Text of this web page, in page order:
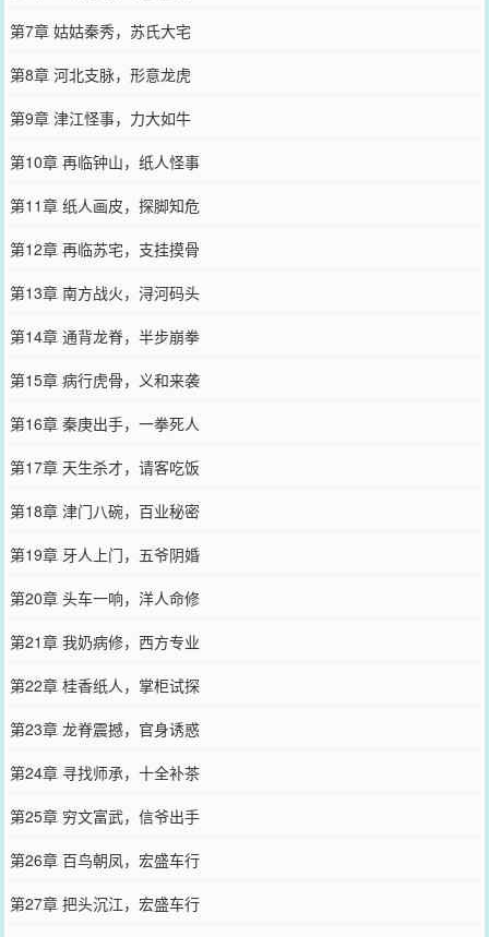
第7章 姑姑秦秀，苏氏大宅
第8章 河北支脉，形意龙虎
第9章 津江怪事，力大如牛
第10章 再临钟山，纸人怪事
第11章 纸人画皮，探脚知危
第12章 再临苏宅，支挂摸骨
第13章 南方战火，浔河码头
第14章 通背龙脊，半步崩拳
第15章 病行虎骨，义和来袭
第16章 秦庚出手，一拳死人
第17章 天生杀才，请客吃饭
第18章 津门八碗，百业秘密
第19章 牙人上门，五爷阴婚
第20章 头车一响，洋人命修
第21章 我奶病修，西方专业
第22章 桂香纸人，掌柜试探
第23章 龙脊震撼，官身诱惑
第24章 寻找师承，十全补茶
第25章 穷文富武，信爷出手
第26章 百鸟朝凤，宏盛车行
第27章 把头沉江，宏盛车行